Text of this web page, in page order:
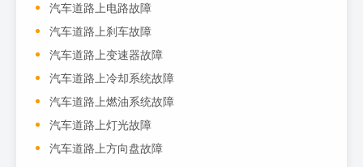
汽车道路上电路故障
汽车道路上刹车故障
汽车道路上变速器故障
汽车道路上冷却系统故障
汽车道路上燃油系统故障
汽车道路上灯光故障
汽车道路上方向盘故障